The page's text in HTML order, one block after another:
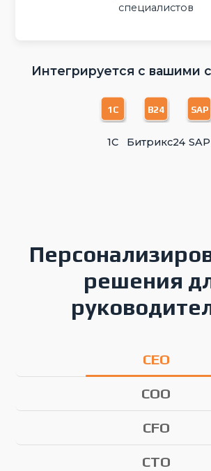
специалистов
Интегрируется с вашими
1C
1С
B24
Битрикс24
SAP
SAP
решения
CEO
COO
CFO
CTO